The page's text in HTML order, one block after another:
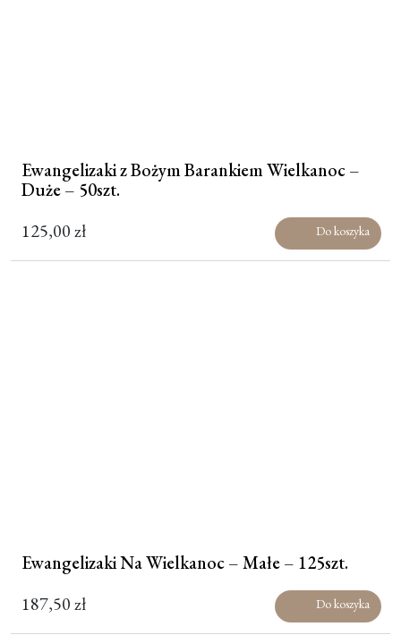
Ewangelizaki z Bożym Barankiem Wielkanoc –
Duże – 50szt.
125,00zł Do koszyka
Ewangelizaki Na Wielkanoc – Małe – 125szt.
187,50zł Do koszyka